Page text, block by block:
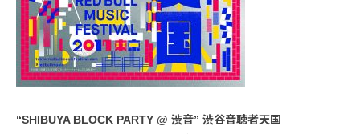
“SHIBUYA BLOCK PARTY @ 渋音” 渋谷音聴者天国